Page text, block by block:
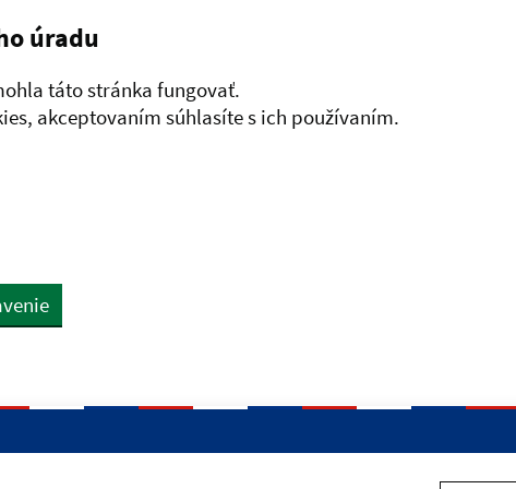
úradu
táto stránka fungovať.
akceptovaním súhlasíte s ich používaním.